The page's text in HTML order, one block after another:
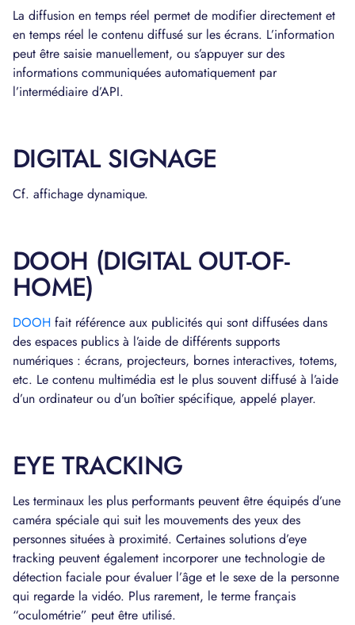
La diffusion en temps réel permet de modifier directement et
en temps réel le contenu diffusé sur les écrans. L’information
peut être saisie manuellement, ou s’appuyer sur des
informations communiquées automatiquement par
l’intermédiaire d’API.
DIGITAL SIGNAGE
Cf. affichage dynamique.
DOOH (DIGITAL OUT-OF-
HOME)
DOOH fait référence aux publicités qui sont diffusées dans
des espaces publics à l’aide de différents supports
numériques : écrans, projecteurs, bornes interactives, totems,
etc. Le contenu multimédia est le plus souvent diffusé à l’aide
d’un ordinateur ou d’un boîtier spécifique, appelé player.
EYE TRACKING
Les terminaux les plus performants peuvent être équipés d’une
caméra spéciale qui suit les mouvements des yeux des
personnes situées à proximité. Certaines solutions d’eye
tracking peuvent également incorporer une technologie de
détection faciale pour évaluer l’âge et le sexe de la personne
qui regarde la vidéo. Plus rarement, le terme français
“oculométrie” peut être utilisé.